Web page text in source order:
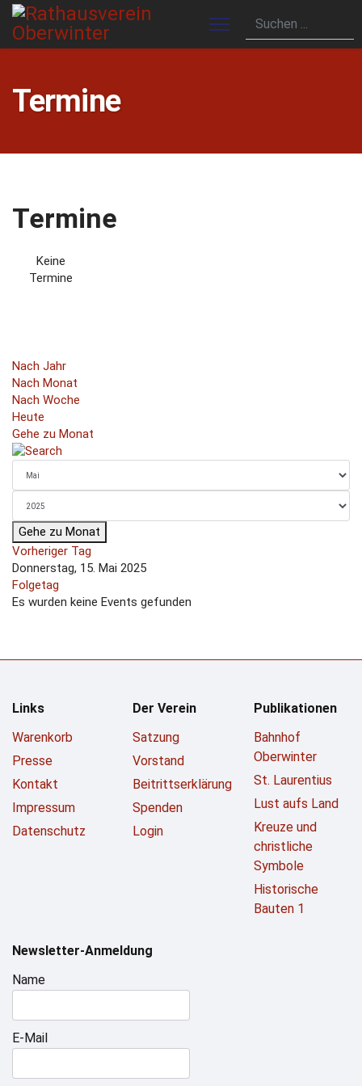
Termine
Termine
Keine
Termine
Nach Jahr
Nach Monat
Nach Woche
Heute
Gehe zu Monat
Gehe zu Monat
Vorheriger Tag
Donnerstag, 15. Mai 2025
Folgetag
Es wurden keine Events gefunden
Links
Warenkorb
Presse
Kontakt
Impressum
Datenschutz
Der Verein
Satzung
Vorstand
Beitrittserklärung
Spenden
Login
Publikationen
Bahnhof
Oberwinter
St. Laurentius
Lust aufs Land
Kreuze und
christliche
Symbole
Historische
Bauten 1
Newsletter-Anmeldung
Name
E-Mail